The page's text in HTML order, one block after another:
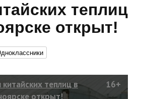
теплиц
открыт!
китайских теплиц в
открыт!
16+